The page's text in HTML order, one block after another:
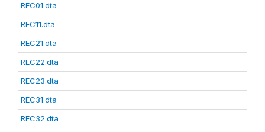
REC01.dta
REC11.dta
REC21.dta
REC22.dta
REC23.dta
REC31.dta
REC32.dta